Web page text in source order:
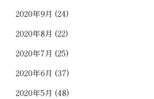
2020年9月 (24)
2020年8月 (22)
2020年7月 (25)
2020年6月 (37)
2020年5月 (48)